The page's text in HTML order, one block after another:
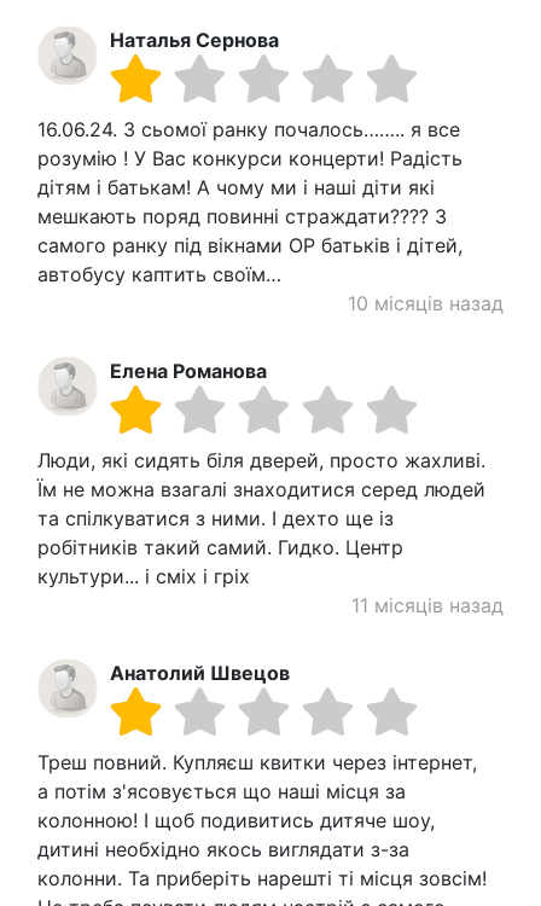
Наталья Сернова
16.06.24. З сьомої ранку почалось…….. я все
розумію ! У Вас конкурси концерти! Радість
дітям і батькам! А чому ми і наші діти які
мешкають поряд повинні страждати???? З
самого ранку під вікнами ОР батьків і дітей,
автобусу каптить своїм…
10 місяців назад
Елена Романова
Люди, які сидять біля дверей, просто жахливі.
Їм не можна взагалі знаходитися серед людей
та спілкуватися з ними. І дехто ще із
робітників такий самий. Гидко. Центр
культури... і сміх і гріх
11 місяців назад
Анатолий Швецов
Треш повний. Купляєш квитки через інтернет,
а потім з'ясовується що наші місця за
колонною! І щоб подивитись дитяче шоу,
дитині необхідно якось виглядати з-за
колонни. Та приберіть нарешті ті місця зовсім!